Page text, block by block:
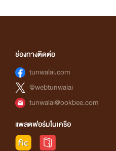
ช่องทางติดต่อ
tunwalai.com
@webtunwalai
tunwalai@ookbee.com
แพลตฟอร์มในเครือ